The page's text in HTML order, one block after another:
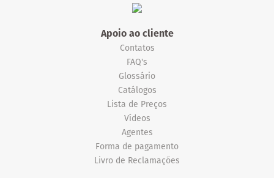
Apoio ao cliente
Contatos
FAQ's
Glossário
Catálogos
Lista de Preços
Vídeos
Agentes
Forma de pagamento
Livro de Reclamações